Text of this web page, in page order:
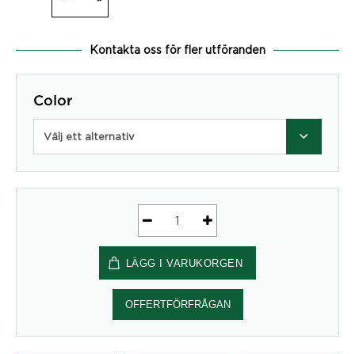
Kontakta oss för fler utföranden
Color
Välj ett alternativ
Divido
beslagspåse
takfäste
mängd
LÄGG I VARUKORGEN
OFFERTFÖRFRÅGAN